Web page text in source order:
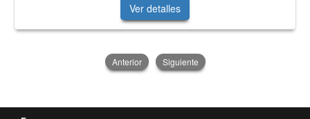
Ver detalles
Anterior Siguiente